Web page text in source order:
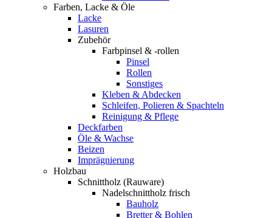
Farben, Lacke & Öle
Lacke
Lasuren
Zubehör
Farbpinsel & -rollen
Pinsel
Rollen
Sonstiges
Kleben & Abdecken
Schleifen, Polieren & Spachteln
Reinigung & Pflege
Deckfarben
Öle & Wachse
Beizen
Imprägnierung
Holzbau
Schnittholz (Rauware)
Nadelschnittholz frisch
Bauholz
Bretter & Bohlen